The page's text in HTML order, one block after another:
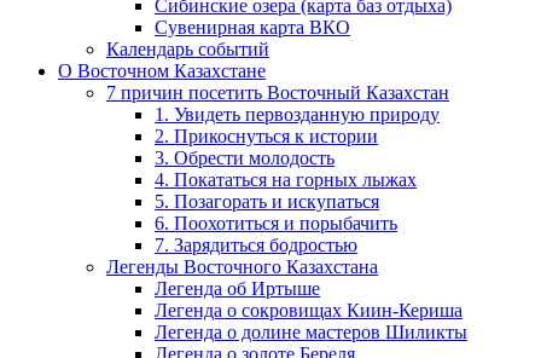
Сибинские озера (карта баз отдыха)
Сувенирная карта ВКО
Календарь событий
О Восточном Казахстане
7 причин посетить Восточный Казахстан
1. Увидеть первозданную природу
2. Прикоснуться к истории
3. Обрести молодость
4. Покататься на горных лыжах
5. Позагорать и искупаться
6. Поохотиться и порыбачить
7. Зарядиться бодростью
Легенды Восточного Казахстана
Легенда об Иртыше
Легенда о сокровищах Киин-Кериша
Легенда о долине мастеров Шиликты
Легенда о золоте Береля